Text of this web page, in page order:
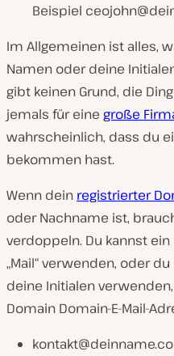
Beispiel
Im Allgemeinen ist alles,
Namen oder deine
gibt keinen Grund, die
jemals für eine große
wahrscheinlich, dass du
bekommen hast.
Wenn dein registrierter
oder Nachname ist,
verdoppeln. Du kannst ein
„Mail“ verwenden, oder
deine Initialen
Domain Domain-E-Mail-